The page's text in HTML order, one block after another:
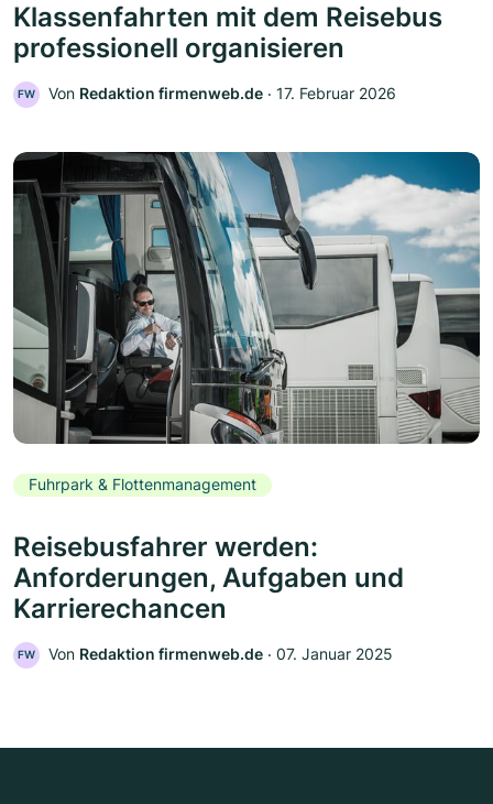
Klassenfahrten mit dem Reisebus
professionell organisieren
FW Von Redaktion firmenweb.de ‧ 17. Februar 2026
Fuhrpark & Flottenmanagement
Reisebusfahrer werden:
Anforderungen, Aufgaben und
Karrierechancen
FW Von Redaktion firmenweb.de ‧ 07. Januar 2025